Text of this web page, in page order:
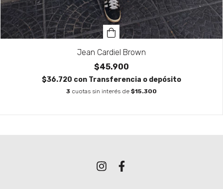
Jean Cardiel Brown
$45.900
$36.720 con Transferencia o depósito
3 cuotas sin interés de $15.300